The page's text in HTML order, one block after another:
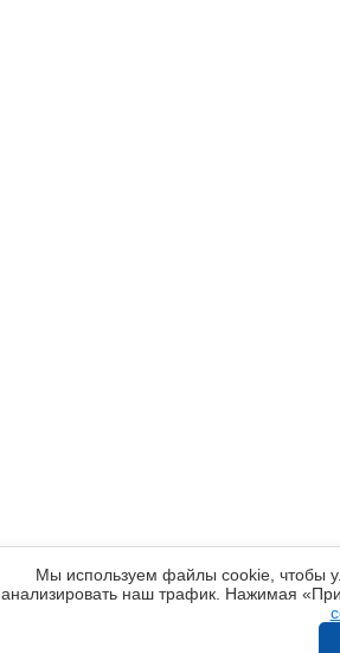
Мы используем файлы cookie, чтобы
анализировать наш трафик. Нажимая